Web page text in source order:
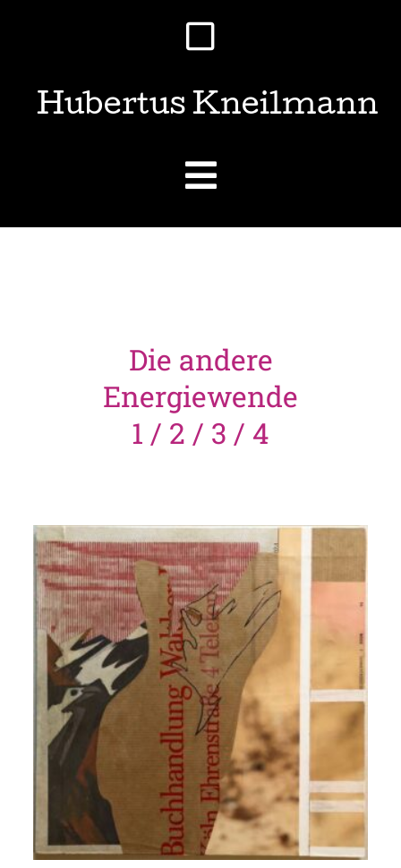
Hubertus Kneilmann
Die andere
Energiewende
1 / 2 / 3 / 4